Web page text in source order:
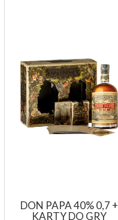
DON PAPA 40% 0,7 +
KARTY DO GRY